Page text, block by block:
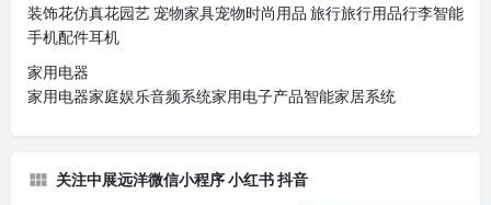
装饰花仿真花园艺 宠物家具宠物时尚用品 旅行旅行用品行李智能
手机配件耳机
家用电器
家用电器家庭娱乐音频系统家用电子产品智能家居系统
关注中展远洋微信小程序 小红书 抖音